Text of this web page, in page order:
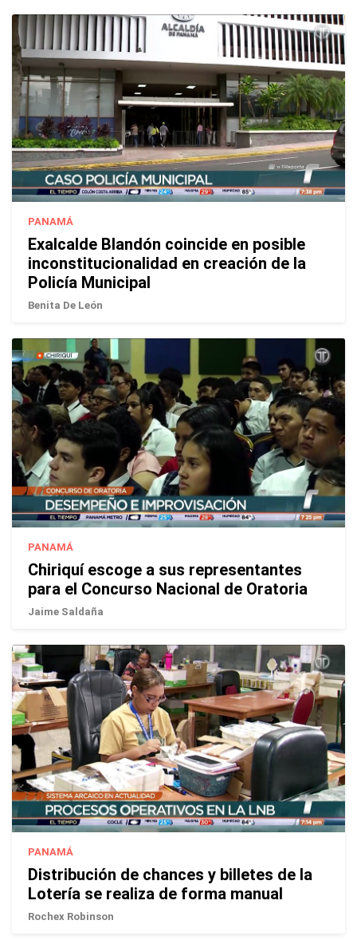
PANAMÁ
Exalcalde Blandón coincide en posible
inconstitucionalidad en creación de la
Policía Municipal
Benita De León
PANAMÁ
Chiriquí escoge a sus representantes
para el Concurso Nacional de Oratoria
Jaime Saldaña
PANAMÁ
Distribución de chances y billetes de la
Lotería se realiza de forma manual
Rochex Robinson